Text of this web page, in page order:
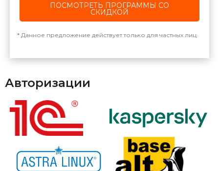
ПОСМОТРЕТЬ ПРОГРАММЫ СО
СКИДКОЙ
Данное предложение действует только для частных лиц.
Авторизации